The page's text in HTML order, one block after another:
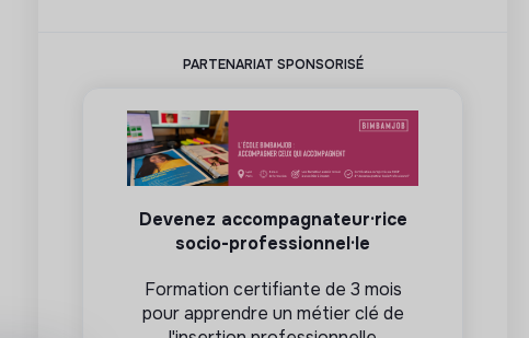
PARTENARIAT SPONSORISÉ
Devenez accompagnateur·rice
socio-professionnel·le
Formation certifiante de 3 mois
pour apprendre un métier clé de